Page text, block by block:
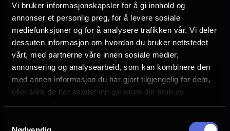
Vi bruker informasjonskapsler for å gi innhold og
annonser et personlig preg, for å levere sosiale
mediefunksjoner og for å analysere trafikken vår. Vi deler
dessuten informasjon om hvordan du bruker nettstedet
vårt, med partnerne våre innen sosiale medier,
annonsering og analysearbeid, som kan kombinere den
med annen informasjon du har gjort tilgjengelig for dem,
eller som de har samlet inn gjennom din bruk av
tjenestene deres.
Se galleri
Planlegg ditt besøk